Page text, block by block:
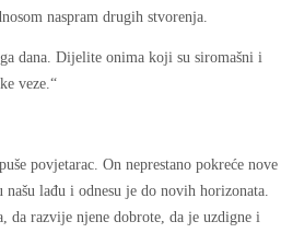
naspram drugih stvorenja.
dana. Dijelite onima koji su siromašni i
veze.“
povjetarac. On neprestano pokreće nove
lađu i odnesu je do novih horizonata.
da razvije njene dobrote, da je uzdigne i